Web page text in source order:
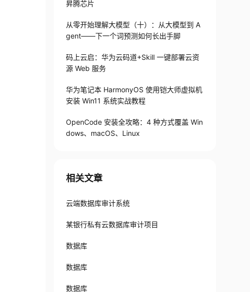
昇腾芯片
从零开始理解大模型（十）：从大模型到 A
gent——下一个词预测如何长出手脚
码上云启：华为云码道+Skill 一键部署云资
源 Web 服务
华为笔记本 HarmonyOS 使用铠大师虚拟机
安装 Win11 系统实战教程
OpenCode 安装全攻略：4 种方式覆盖 Win
dows、macOS、Linux
相关文章
云端数据库审计系统
某银行私有云数据库审计项目
数据库
数据库
数据库